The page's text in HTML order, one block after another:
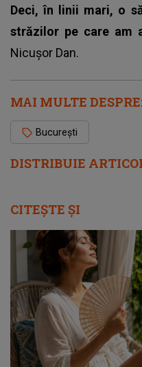
DISTRIBUIE
Deci, în linii mari, o
străzilor pe care am
Nicușor Dan.
MAI MULTE
București
CITEȘTE ȘI